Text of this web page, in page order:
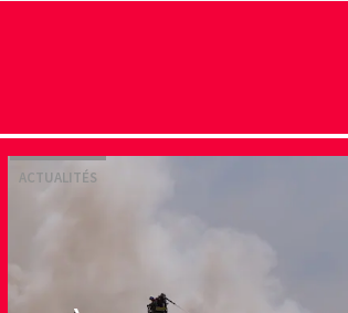
ACTUALITÉS